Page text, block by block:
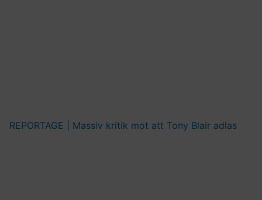
REPORTAGE | Massiv kritik mot att Tony Blair adlas